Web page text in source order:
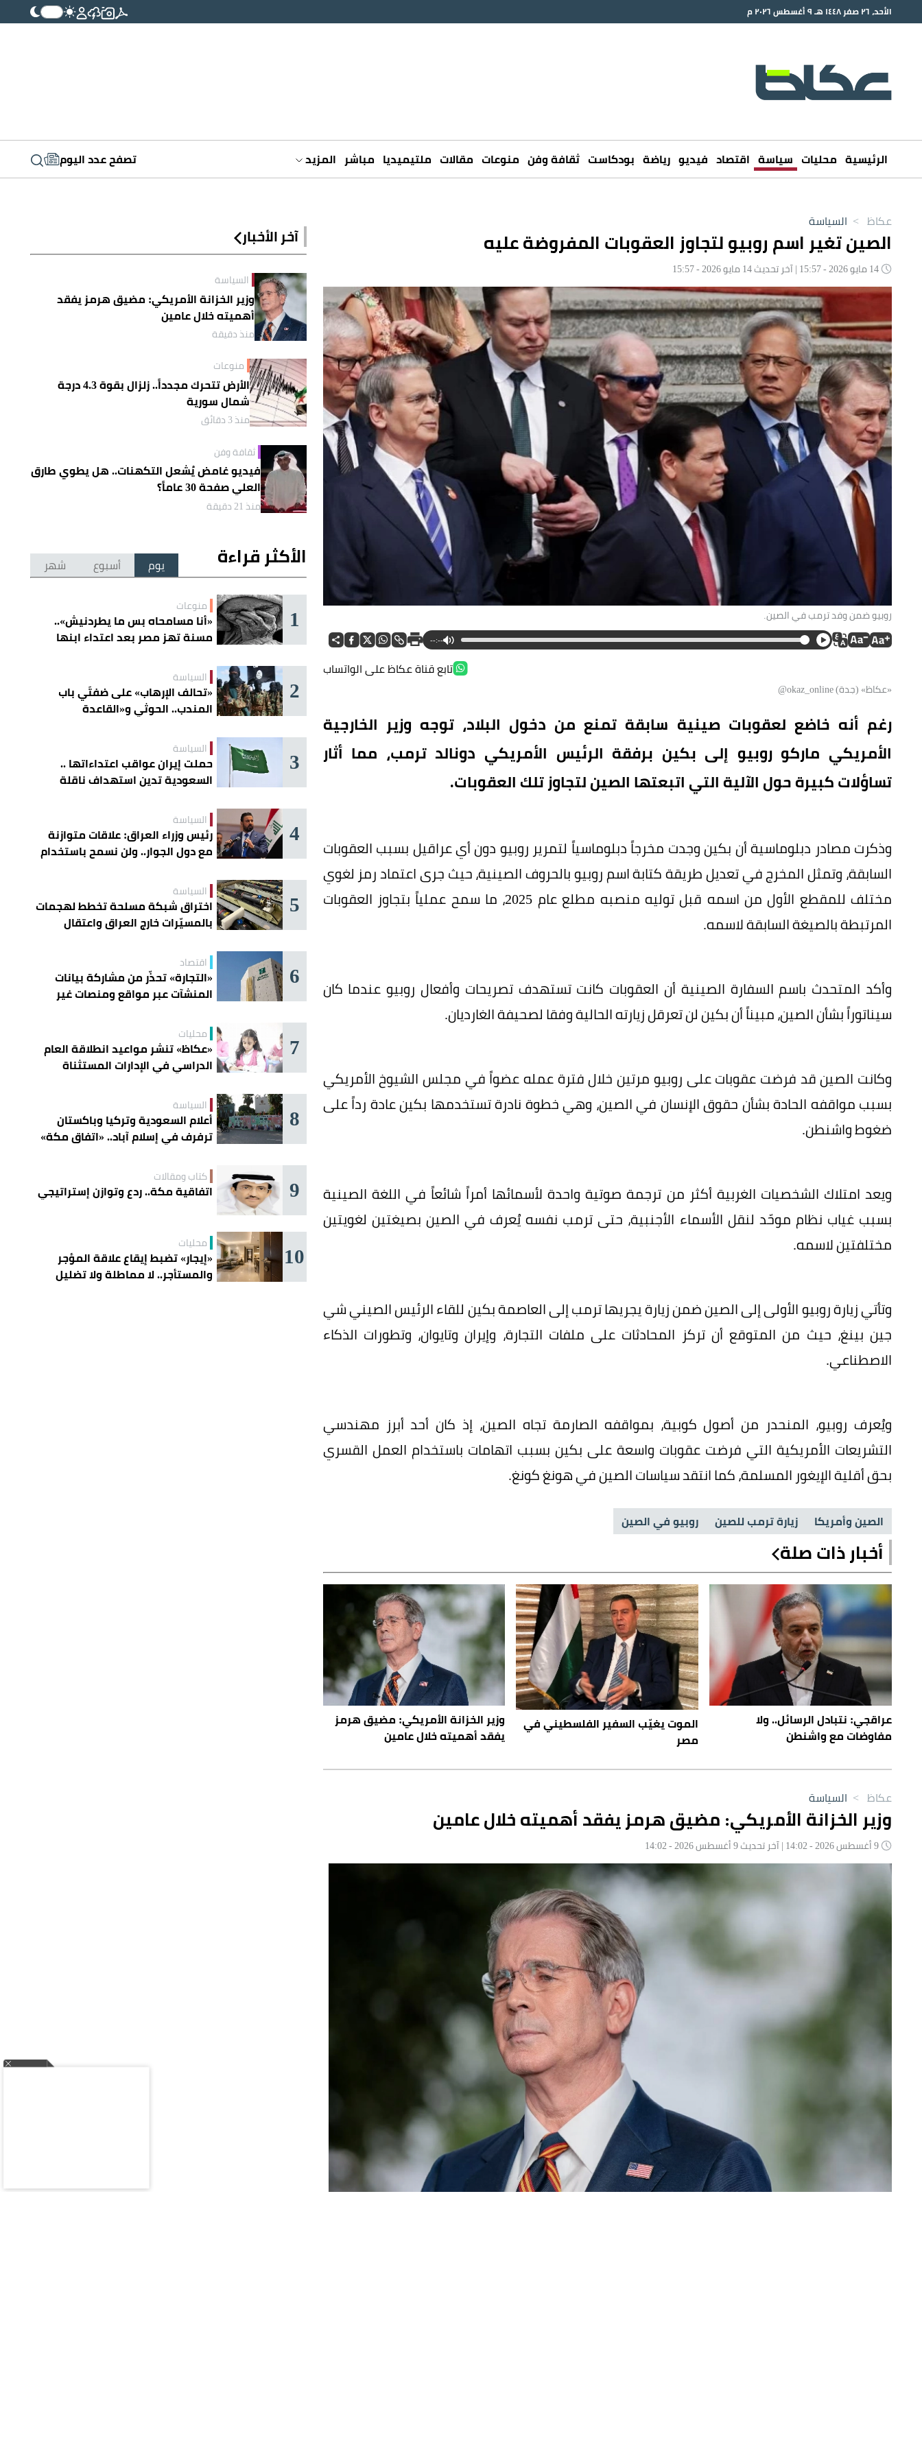
الأحد، ٢٦ صفر ١٤٤٨ هـ ٩ أغسطس ٢٠٢٦ م
الرئيسية محليات سياسة اقتصاد فيديو رياضة بودكاست ثقافة وفن منوعات مقالات ملتيميديا مباشر المزيد تصفح عدد اليوم
عكاظ > السياسة
الصين تغير اسم روبيو لتجاوز العقوبات المفروضة عليه
روبيو ضمن وفد ترمب في الصين.
--:--
تابع قناة عكاظ على الواتساب
«عكاظ» (جدة) okaz_online@
رغم أنه خاضع لعقوبات صينية سابقة تمنع من دخول البلاد، توجه وزير الخارجية
الأمريكي ماركو روبيو إلى بكين برفقة الرئيس الأمريكي دونالد ترمب، مما أثار
تساؤلات كبيرة حول الآلية التي اتبعتها الصين لتجاوز تلك العقوبات.
وذكرت مصادر دبلوماسية أن بكين وجدت مخرجاً دبلوماسياً لتمرير روبيو دون أي عراقيل بسبب العقوبات
السابقة، وتمثل المخرج في تعديل طريقة كتابة اسم روبيو بالحروف الصينية، حيث جرى اعتماد رمز لغوي
مختلف للمقطع الأول من اسمه قبل توليه منصبه مطلع عام 2025، ما سمح عملياً بتجاوز العقوبات
المرتبطة بالصيغة السابقة لاسمه.
وأكد المتحدث باسم السفارة الصينية أن العقوبات كانت تستهدف تصريحات وأفعال روبيو عندما كان
سيناتوراً بشأن الصين، مبيناً أن بكين لن تعرقل زيارته الحالية وفقا لصحيفة الغارديان.
وكانت الصين قد فرضت عقوبات على روبيو مرتين خلال فترة عمله عضواً في مجلس الشيوخ الأمريكي
بسبب مواقفه الحادة بشأن حقوق الإنسان في الصين، وهي خطوة نادرة تستخدمها بكين عادة رداً على
ضغوط واشنطن.
ويعد امتلاك الشخصيات الغربية أكثر من ترجمة صوتية واحدة لأسمائها أمراً شائعاً في اللغة الصينية
بسبب غياب نظام موحّد لنقل الأسماء الأجنبية، حتى ترمب نفسه يُعرف في الصين بصيغتين لغويتين
مختلفتين لاسمه.
وتأتي زيارة روبيو الأولى إلى الصين ضمن زيارة يجريها ترمب إلى العاصمة بكين للقاء الرئيس الصيني شي
جين بينغ، حيث من المتوقع أن تركز المحادثات على ملفات التجارة، وإيران وتايوان، وتطورات الذكاء
الاصطناعي.
ويُعرف روبيو، المنحدر من أصول كوبية، بمواقفه الصارمة تجاه الصين، إذ كان أحد أبرز مهندسي
التشريعات الأمريكية التي فرضت عقوبات واسعة على بكين بسبب اتهامات باستخدام العمل القسري
بحق أقلية الإيغور المسلمة، كما انتقد سياسات الصين في هونغ كونغ.
الصين وأمريكا زيارة ترمب للصين روبيو في الصين
أخبار ذات صلة
عراقجي: نتبادل الرسائل.. ولا
مفاوضات مع واشنطن
الموت يغيّب السفير الفلسطيني في
مصر
وزير الخزانة الأمريكي: مضيق هرمز
يفقد أهميته خلال عامين
آخر الأخبار
السياسة
وزير الخزانة الأمريكي: مضيق هرمز يفقد
أهميته خلال عامين
منذ دقيقة
منوعات
الأرض تتحرك مجدداً.. زلزال بقوة 4.3 درجة
شمال سورية
منذ 3 دقائق
ثقافة وفن
فيديو غامض يُشعل التكهنات.. هل يطوي طارق
العلي صفحة 30 عاماً؟
منذ 21 دقيقة
الأكثر قراءة يوم أسبوع شهر
1 منوعات
«أنا مسامحاه بس ما يطردنيش»..
مسنة تهز مصر بعد اعتداء ابنها
2 السياسة
«تحالف الإرهاب» على ضفتَي باب
المندب.. الحوثي و«القاعدة
3 السياسة
حملت إيران عواقب اعتداءاتها ..
السعودية تدين استهداف ناقلة
4 السياسة
رئيس وزراء العراق: علاقات متوازنة
مع دول الجوار.. ولن نسمح باستخدام
5 السياسة
اختراق شبكة مسلحة تخطط لهجمات
بالمسيّرات خارج العراق واعتقال
6 اقتصاد
«التجارة» تحذّر من مشاركة بيانات
المنشآت عبر مواقع ومنصات غير
7 محليات
«عكاظ» تنشر مواعيد انطلاقة العام
الدراسي في الإدارات المستثناة
8 السياسة
أعلام السعودية وتركيا وباكستان
ترفرف في إسلام آباد.. «اتفاق مكة»
9 كتاب ومقالات
اتفاقية مكة.. ردع وتوازن إستراتيجي
10 محليات
«إيجار» تضبط إيقاع علاقة المؤجر
والمستأجر.. لا مماطلة ولا تضليل
عكاظ > السياسة
وزير الخزانة الأمريكي: مضيق هرمز يفقد أهميته خلال عامين